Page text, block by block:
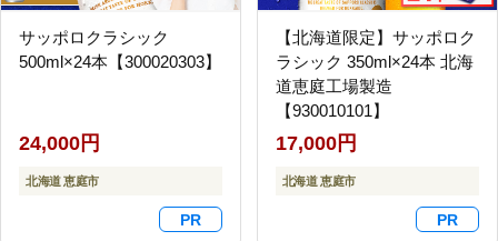
サッポロクラシック
500ml×24本【300020303】
24,000円
北海道 恵庭市
【北海道限定】サッポロク
ラシック 350ml×24本 北海
道恵庭工場製造
【930010101】
17,000円
北海道 恵庭市